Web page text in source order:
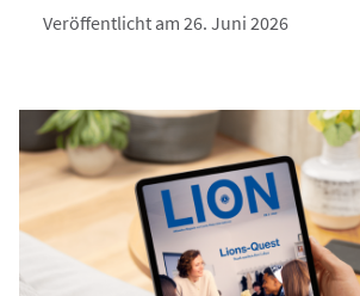
Veröffentlicht am 26. Juni 2026